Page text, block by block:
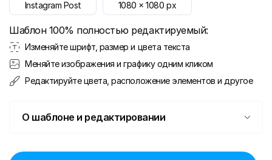
Instagram Post 1080 x1080 px
Шаблон 100% полностью редактируемый:
Изменяйте шрифт, размер и цвета текста
Меняйте изображения и графику одним кликом
Редактируйте цвета, расположение элементов и другое
О шаблоне и редактировании